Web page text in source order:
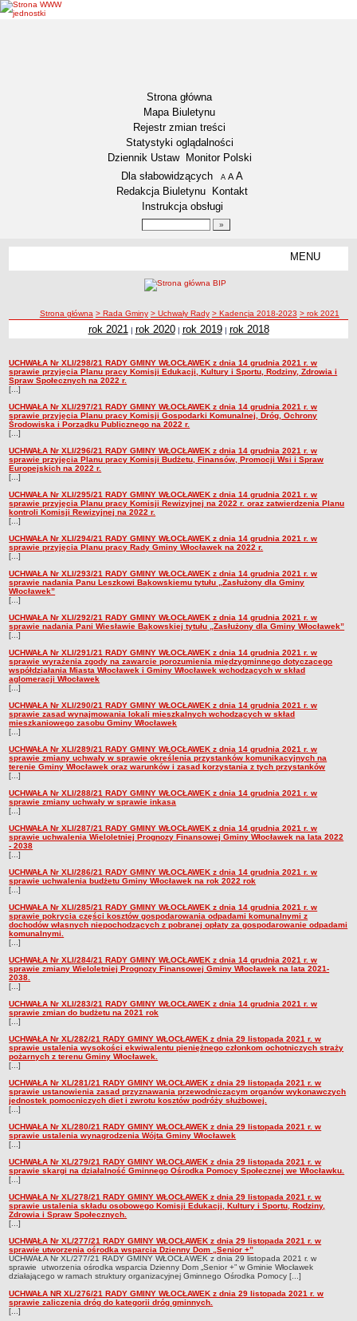
Strona główna
Mapa Biuletynu
Rejestr zmian treści
Statystyki oglądalności
Dziennik Ustaw
Monitor Polski
Menu dodatkowe
Dla słabowidzących A pomniejsz czcionkę
A standardowy rozmiar czcionki
A
Redakcja Biuletynu
Kontakt
Instrukcja obsługi
MENU
Symbole Gminy Włocławek
Statut Gminy
Przewodniczący Rady
Komisje Rady Gminy
Protokoły z sesji
Oświadczenia majątkowe
Imienne wykazy głosowań
Nagrania - Obrady Rady Gminy Włocławek
Interpelacje
Zapytania
URZĄD GMINY
Skarbnik Gminy
Sekretarz Gminy
Zarządzenia Kierownika Urzędu
Regulamin Pracy Urzędu
Oświadczenia majątkowe
PRZETARGI
Przetargi jednostek organizacyjnych
Zamówienia publiczne do kwoty 30 tyś. euro
Plan postępowań o udzielenie zamówień w 2022 r.
Plan postępowań o udzielenie zamówień w 2021 r.
Plan postępowań o udzielenie zamówień w 2020 r.
Plan postępowań o udzielenie zamówień w 2019 r.
Plan postępowań o udzielenie zamówień w 2017 r.
OCHRONA ŚRODOWISKA
Karty Informacyjne
Obwieszczenia środowiskowe
Ogłoszenia środowiskowe
Postanowienia środowiskowe
Archiwum 2008-2010
Miejscowy Plan Zagospodarowania Przestrzennego
Program Ochrony Środowiska
Analiza Gospodarki Odpadami
ścieżka nawigacji
Strona główna > Rada Gminy > Uchwały Rady > Kadencja 2018-2023 > rok 2021
rok 2021 | rok 2020| rok 2019| rok 2018
rok 2021
UCHWAŁA Nr XLI/298/21 RADY GMINY WŁOCŁAWEK z dnia 14 grudnia 2021 r. w
sprawie przyjęcia Planu pracy Komisji Edukacji, Kultury i Sportu, Rodziny, Zdrowia i
Spraw Społecznych na 2022 r.
[...]
UCHWAŁA Nr XLI/297/21 RADY GMINY WŁOCŁAWEK z dnia 14 grudnia 2021 r. w
sprawie przyjęcia Planu pracy Komisji Gospodarki Komunalnej, Dróg, Ochrony
Środowiska i Porządku Publicznego na 2022 r.
[...]
UCHWAŁA Nr XLI/296/21 RADY GMINY WŁOCŁAWEK z dnia 14 grudnia 2021 r. w
sprawie przyjęcia Planu pracy Komisji Budżetu, Finansów, Promocji Wsi i Spraw
Europejskich na 2022 r.
[...]
UCHWAŁA Nr XLI/295/21 RADY GMINY WŁOCŁAWEK z dnia 14 grudnia 2021 r. w
sprawie przyjęcia Planu pracy Komisji Rewizyjnej na 2022 r. oraz zatwierdzenia Planu
kontroli Komisji Rewizyjnej na 2022 r.
[...]
UCHWAŁA Nr XLI/294/21 RADY GMINY WŁOCŁAWEK z dnia 14 grudnia 2021 r. w
sprawie przyjęcia Planu pracy Rady Gminy Włocławek na 2022 r.
[...]
UCHWAŁA Nr XLI/293/21 RADY GMINY WŁOCŁAWEK z dnia 14 grudnia 2021 r. w
sprawie nadania Panu Leszkowi Bąkowskiemu tytułu „Zasłużony dla Gminy
Włocławek”
[...]
UCHWAŁA Nr XLI/292/21 RADY GMINY WŁOCŁAWEK z dnia 14 grudnia 2021 r. w
sprawie nadania Pani Wiesławie Bąkowskiej tytułu „Zasłużony dla Gminy Włocławek”
[...]
UCHWAŁA Nr XLI/291/21 RADY GMINY WŁOCŁAWEK z dnia 14 grudnia 2021 r. w
sprawie wyrażenia zgody na zawarcie porozumienia międzygminnego dotyczącego
współdziałania Miasta Włocławek i Gminy Włocławek wchodzących w skład
aglomeracji Włocławek
[...]
UCHWAŁA Nr XLI/290/21 RADY GMINY WŁOCŁAWEK z dnia 14 grudnia 2021 r. w
sprawie zasad wynajmowania lokali mieszkalnych wchodzących w skład
mieszkaniowego zasobu Gminy Włocławek
[...]
UCHWAŁA Nr XLI/289/21 RADY GMINY WŁOCŁAWEK z dnia 14 grudnia 2021 r. w
sprawie zmiany uchwały w sprawie określenia przystanków komunikacyjnych na
terenie Gminy Włocławek oraz warunków i zasad korzystania z tych przystanków
[...]
UCHWAŁA Nr XLI/288/21 RADY GMINY WŁOCŁAWEK z dnia 14 grudnia 2021 r. w
sprawie zmiany uchwały w sprawie inkasa
[...]
UCHWAŁA Nr XLI/287/21 RADY GMINY WŁOCŁAWEK z dnia 14 grudnia 2021 r. w
sprawie uchwalenia Wieloletniej Prognozy Finansowej Gminy Włocławek na lata 2022
- 2038
[...]
UCHWAŁA Nr XLI/286/21 RADY GMINY WŁOCŁAWEK z dnia 14 grudnia 2021 r. w
sprawie uchwalenia budżetu Gminy Włocławek na rok 2022 rok
[...]
UCHWAŁA Nr XLI/285/21 RADY GMINY WŁOCŁAWEK z dnia 14 grudnia 2021 r. w
sprawie pokrycia części kosztów gospodarowania odpadami komunalnymi z
dochodów własnych niepochodzących z pobranej opłaty za gospodarowanie odpadami
komunalnymi.
[...]
UCHWAŁA Nr XLI/284/21 RADY GMINY WŁOCŁAWEK z dnia 14 grudnia 2021 r. w
sprawie zmiany Wieloletniej Prognozy Finansowej Gminy Włocławek na lata 2021-
2038.
[...]
UCHWAŁA Nr XLI/283/21 RADY GMINY WŁOCŁAWEK z dnia 14 grudnia 2021 r. w
sprawie zmian do budżetu na 2021 rok
[...]
UCHWAŁA Nr XL/282/21 RADY GMINY WŁOCŁAWEK z dnia 29 listopada 2021 r. w
sprawie ustalenia wysokości ekwiwalentu pieniężnego członkom ochotniczych straży
pożarnych z terenu Gminy Włocławek.
[...]
UCHWAŁA Nr XL/281/21 RADY GMINY WŁOCŁAWEK z dnia 29 listopada 2021 r. w
sprawie ustanowienia zasad przyznawania przewodniczącym organów wykonawczych
jednostek pomocniczych diet i zwrotu kosztów podróży służbowej.
[...]
UCHWAŁA Nr XL/280/21 RADY GMINY WŁOCŁAWEK z dnia 29 listopada 2021 r. w
sprawie ustalenia wynagrodzenia Wójta Gminy Włocławek
[...]
UCHWAŁA Nr XL/279/21 RADY GMINY WŁOCŁAWEK z dnia 29 listopada 2021 r. w
sprawie skargi na działalność Gminnego Ośrodka Pomocy Społecznej we Włocławku.
[...]
UCHWAŁA Nr XL/278/21 RADY GMINY WŁOCŁAWEK z dnia 29 listopada 2021 r. w
sprawie ustalenia składu osobowego Komisji Edukacji, Kultury i Sportu, Rodziny,
Zdrowia i Spraw Społecznych.
[...]
UCHWAŁA Nr XL/277/21 RADY GMINY WŁOCŁAWEK z dnia 29 listopada 2021 r. w
sprawie utworzenia ośrodka wsparcia Dzienny Dom „Senior +”
UCHWAŁA Nr XL/277/21 RADY GMINY WŁOCŁAWEK z dnia 29 listopada 2021 r. w
sprawie utworzenia ośrodka wsparcia Dzienny Dom „Senior +” w Gminie Włocławek
działającego w ramach struktury organizacyjnej Gminnego Ośrodka Pomocy [...]
UCHWAŁA NR XL/276/21 RADY GMINY WŁOCŁAWEK z dnia 29 listopada 2021 r. w
sprawie zaliczenia dróg do kategorii dróg gminnych.
[...]